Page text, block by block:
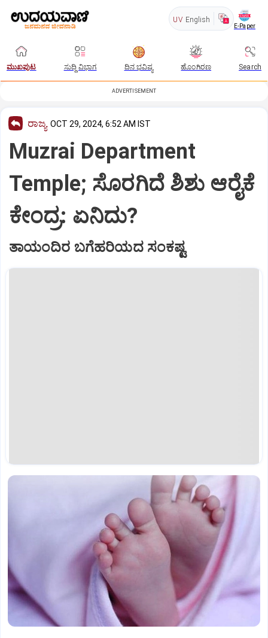
UV English
E-Paper
ಮುಖಪುಟ ಸುದ್ದಿ ವಿಭಾಗ ದಿನ ಭವಿಷ್ಯ ಹೊಂಗಿರಣ Search
ADVERTISEMENT
ರಾಜ್ಯ OCT 29, 2024, 6:52 AM IST
Muzrai Department
Temple; ಸೊರಗಿದೆ ಶಿಶು ಆರೈಕೆ
ಕೇಂದ್ರ: ಏನಿದು?
ತಾಯಂದಿರ ಬಗೆಹರಿಯದ ಸಂಕಷ್ಟ